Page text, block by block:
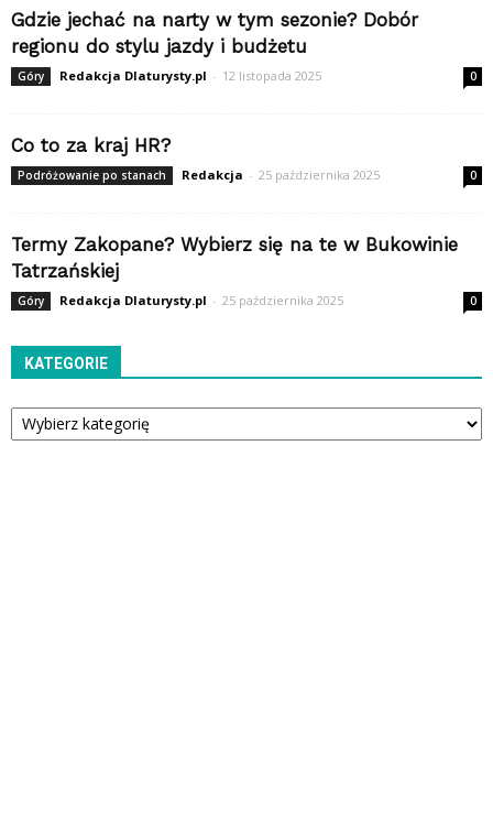
Gdzie jechać na narty w tym sezonie? Dobór
regionu do stylu jazdy i budżetu
Góry Redakcja Dlaturysty.pl - 12 listopada 2025 0
Co to za kraj HR?
Podróżowanie po stanach Redakcja - 25 października 2025 0
Termy Zakopane? Wybierz się na te w Bukowinie
Tatrzańskiej
Góry Redakcja Dlaturysty.pl - 25 października 2025 0
KATEGORIE
Kategorie